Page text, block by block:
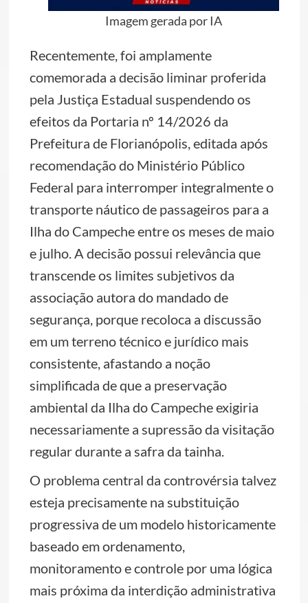
Imagem gerada por IA
Recentemente, foi amplamente
comemorada a decisão liminar proferida
pela Justiça Estadual suspendendo os
efeitos da Portaria nº 14/2026 da
Prefeitura de Florianópolis, editada após
recomendação do Ministério Público
Federal para interromper integralmente o
transporte náutico de passageiros para a
Ilha do Campeche entre os meses de maio
e julho. A decisão possui relevância que
transcende os limites subjetivos da
associação autora do mandado de
segurança, porque recoloca a discussão
em um terreno técnico e jurídico mais
consistente, afastando a noção
simplificada de que a preservação
ambiental da Ilha do Campeche exigiria
necessariamente a supressão da visitação
regular durante a safra da tainha.
O problema central da controvérsia talvez
esteja precisamente na substituição
progressiva de um modelo historicamente
baseado em ordenamento,
monitoramento e controle por uma lógica
mais próxima da interdição administrativa